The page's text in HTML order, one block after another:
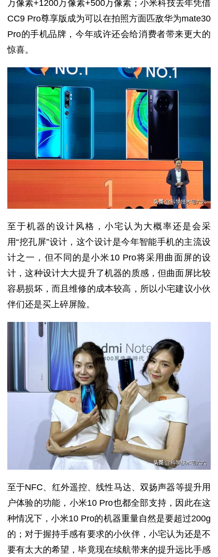
万像素+1200万像素+500万像素；小米科技去年凭借
CC9 Pro尊享版成为可以在拍照方面匹敌华为mate30
Pro的手机品牌，今年或许还会给消费者带来更大的
惊喜。
至于机器的设计风格，小宅认为大概率还是会采
用“挖孔屏”设计，这个设计是今年智能手机的主流设
计之一，但不同的是小米10 Pro将采用曲面屏的设
计，这种设计大大提升了机器的质感，但曲面屏比较
容易损坏，而且维修的成本较高，所以小宅建议小伙
伴们还是买上碎屏险。
至于NFC、红外遥控、线性马达、双扬声器等提升用
户体验的功能，小米10 Pro也都全部支持，因此在这
种情况下，小米10 Pro的机器重量自然是要超过200g
的；对于握持手感有要求的小伙伴，小宅认为还是不
要有太大的希望，毕竟现在续航带来的提升远比手感